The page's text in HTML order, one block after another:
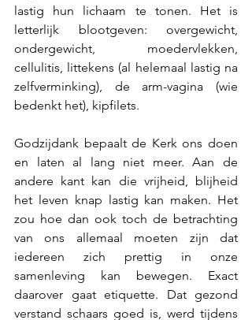
lastig hun lichaam te tonen. Het is
letterlijk blootgeven: overgewicht,
ondergewicht, moedervlekken,
cellulitis, littekens (al helemaal lastig na
zelfverminking), de arm-vagina (wie
bedenkt het), kipfilets.
Godzijdank bepaalt de Kerk ons doen
en laten al lang niet meer. Aan de
andere kant kan die vrijheid, blijheid
het leven knap lastig kan maken. Het
zou hoe dan ook toch de betrachting
van ons allemaal moeten zijn dat
iedereen zich prettig in onze
samenleving kan bewegen. Exact
daarover gaat etiquette. Dat gezond
verstand schaars goed is, werd tijdens